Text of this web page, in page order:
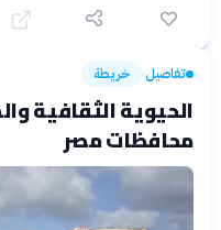
✓
القدرة على تحويل الحب
الفردي إلى مجاز للعلاقة
تفاصيل› خريطة
الحيوية الثقافية
محافظات مصر